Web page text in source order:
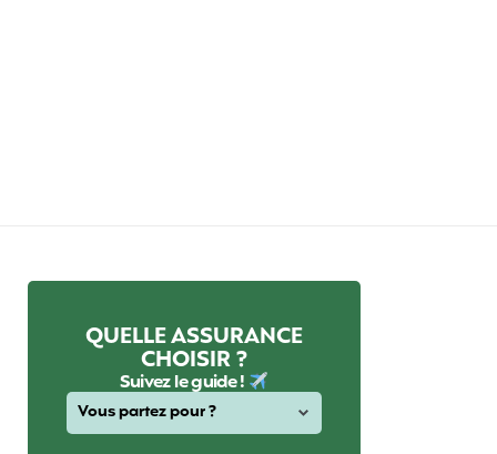
QUELLE ASSURANCE
CHOISIR ?
Suivez le guide !